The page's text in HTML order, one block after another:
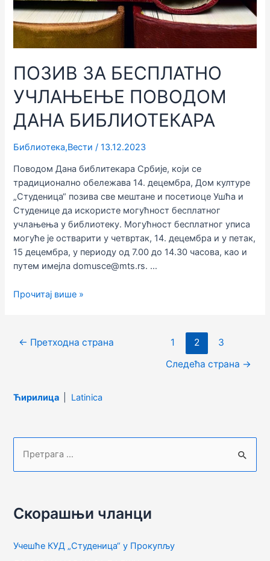
ПОЗИВ ЗА БЕСПЛАТНО
УЧЛАЊЕЊЕ ПОВОДОМ
ДАНА БИБЛИОТЕКАРА
Библиотека,Вести /13.12.2023
Поводом Дана библитекара Србије, који се
традиционално обележава 14. децембра, Дом културе
„Студеница“ позива све мештане и посетиоце Ушћа и
Студенице да искористе могућност бесплатног
учлањења у библиотеку. Могућност бесплатног уписа
могуће је остварити у четвртак, 14. децембра и у петак,
15 децембра, у периоду од 7.00 до 14.30 часова, као и
путем имејла domusce@mts.rs. …
ПОЗИВ
ПОВОДОМ
Прочитај више »
Кретање
← Претходна страна 1 2
3
Следећа страна →
Ћирилица Latinica
р
г
Скорашњи чланци
Учешће КУД „Студеница“ у Прокупљу